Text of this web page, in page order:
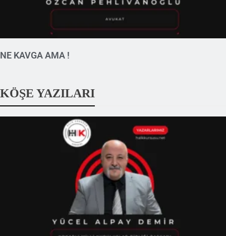
NE KAVGA AMA !
KÖŞE YAZILARI